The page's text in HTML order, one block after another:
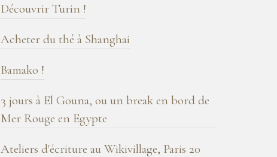
!
Découvrir Turin !
Acheter du thé à Shanghai
Bamako !
3 jours à El Gouna, ou un break en bord de
Mer Rouge en Egypte
Ateliers d'écriture au Wikivillage, Paris 20